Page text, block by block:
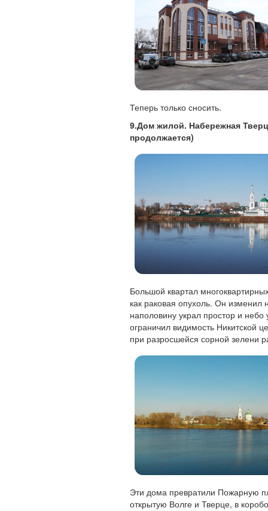
Теперь только сносить.
9.Дом жилой. Набережная
продолжается)
Большой квартал
как раковая опухоль. Он изменил
наполовину украл простор и небо
ограничил видимость Никитской
при разросшейся сорной зелени
Эти дома превратили Пожарную
открытую Волге и Тверце, в